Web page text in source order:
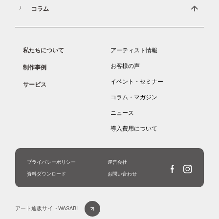
コラム
私たちについて
制作事例
サービス
アーティスト情報
お客様の声
イベント・セミナー
コラム・マガジン
ニュース
導入費用について
プライバシーポリシー
運営会社
資料ダウンロード
お問い合わせ
アート通販サイトWASABI